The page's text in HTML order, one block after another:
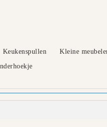
Keukenspullen
Kleine